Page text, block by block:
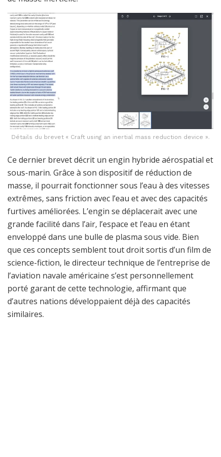
Détails du brevet « Craft using an inertial mass reduction device ».
Ce dernier brevet décrit un engin hybride aérospatial et
sous-marin. Grâce à son dispositif de réduction de
masse, il pourrait fonctionner sous l’eau à des vitesses
extrêmes, sans friction avec l’eau et avec des capacités
furtives améliorées. L’engin se déplacerait avec une
grande facilité dans l’air, l’espace et l’eau en étant
enveloppé dans une bulle de plasma sous vide. Bien
que ces concepts semblent tout droit sortis d’un film de
science-fiction, le directeur technique de l’entreprise de
l’aviation navale américaine s’est personnellement
porté garant de cette technologie, affirmant que
d’autres nations développaient déjà des capacités
similaires.